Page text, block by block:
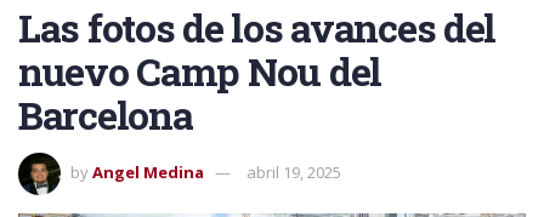
Las fotos de los avances del
nuevo Camp Nou del
Barcelona
byAngel Medina abril 19, 2025